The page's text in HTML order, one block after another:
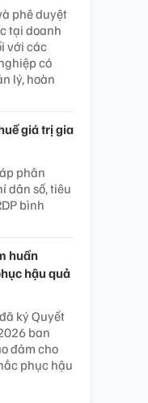
phê duyệt
tại doanh
với các
có
lý, hoàn
giá trị gia
phân
dân số, tiêu
bình
huấn
hậu quả
ký Quyết
ban
đảm cho
phục hậu